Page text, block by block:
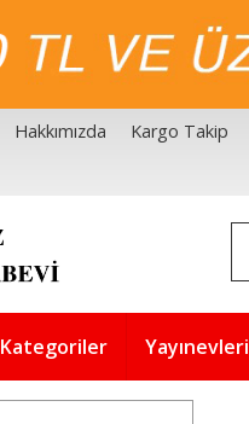
Hakkımızda Kargo Takip
Kategoriler Yayınevleri